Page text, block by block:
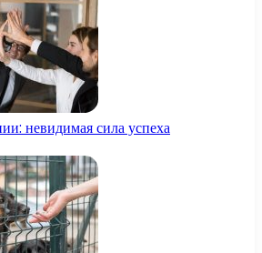
невидимая сила успеха